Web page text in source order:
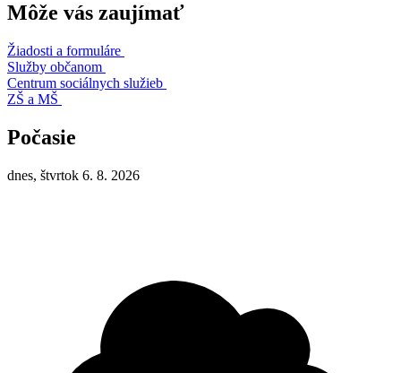
Môže vás zaujímať
Žiadosti a formuláre
Služby občanom
Centrum sociálnych služieb
ZŠ a MŠ
Počasie
dnes, štvrtok 6. 8. 2026